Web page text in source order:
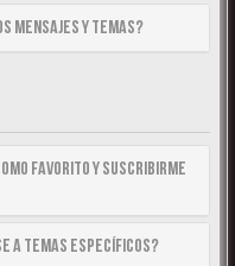
mensajes y temas?
Favorito y suscribirme
a temas específicos?